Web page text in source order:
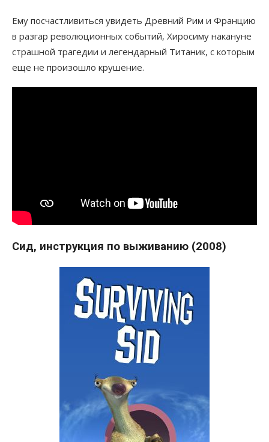
Ему посчастливиться увидеть Древний Рим и Францию
в разгар революционных событий, Хиросиму накануне
страшной трагедии и легендарный Титаник, с которым
еще не произошло крушение.
Сид, инструкция по выживанию (2008)